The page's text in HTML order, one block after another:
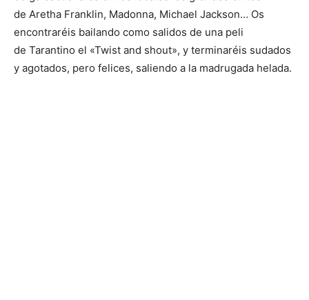
de Aretha Franklin, Madonna, Michael Jackson… Os
encontraréis bailando como salidos de una peli
de Tarantino el «Twist and shout», y terminaréis sudados
y agotados, pero felices, saliendo a la madrugada helada.